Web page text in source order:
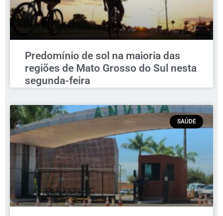
Predomínio de sol na maioria das
regiões de Mato Grosso do Sul nesta
segunda-feira
SAÚDE